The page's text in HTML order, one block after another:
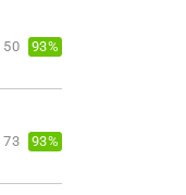
50 93%
73 93%